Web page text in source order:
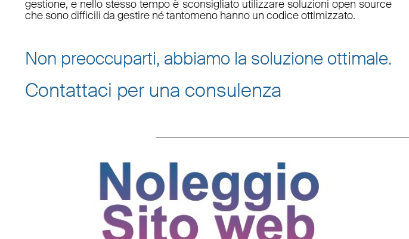
gestione, e nello stesso tempo è sconsigliato utilizzare soluzioni open source
che sono difficili da gestire né tantomeno hanno un codice ottimizzato.
Non preoccuparti, abbiamo la soluzione ottimale.
Contattaci per una consulenza